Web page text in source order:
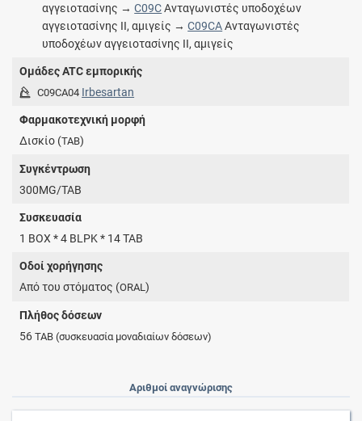
αγγειοτασίνης →C09CΑνταγωνιστές υποδοχέων
αγγειοτασίνης ΙΙ, αμιγείς →C09CAΑνταγωνιστές
υποδοχέων αγγειοτασίνης ΙΙ, αμιγείς
Ομάδες ATC εμπορικής
C09CA04 Irbesartan
Φαρμακοτεχνική μορφή
Δισκίο (TAB)
Συγκέντρωση
300MG/TAB
Συσκευασία
1 BOX * 4 BLPK * 14 TAB
Οδοί χορήγησης
Από του στόματος (ORAL)
Πλήθος δόσεων
56TAB (συσκευασία μοναδιαίων δόσεων)
Αριθμοί αναγνώρισης